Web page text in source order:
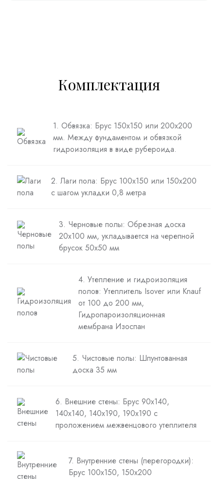
Комплектация
1. Обвязка: Брус 150х150 или 200х200
мм. Между фундаментом и обвязкой
гидроизоляция в виде рубероида.
2. Лаги пола: Брус 100х150 или 150х200
с шагом укладки 0,8 метра
3. Черновые полы: Обрезная доска
20х100 мм, укладывается на черепной
брусок 50х50 мм
4. Утепление и гидроизоляция
полов: Утеплитель Isover или Knauf
от 100 до 200 мм,
Гидропароизоляционная
мембрана Изоспан
5. Чистовые полы: Шпунтованная
доска 35 мм
6. Внешние стены: Брус 90х140,
140х140, 140х190, 190х190 с
проложением межвенцового утеплителя
7. Внутренние стены (перегородки):
Брус 100х150, 150х200